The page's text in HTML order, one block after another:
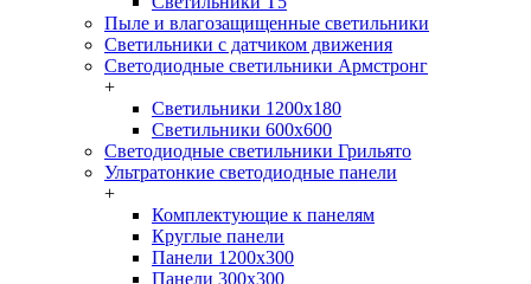
Пыле и влагозащищенные светильники
Светильники с датчиком движения
Светодиодные светильники Армстронг
+
Светильники 1200х180
Светильники 600х600
Светодиодные светильники Грильято
Ультратонкие светодиодные панели
+
Комплектующие к панелям
Круглые панели
Панели 1200х300
Панели 300х300